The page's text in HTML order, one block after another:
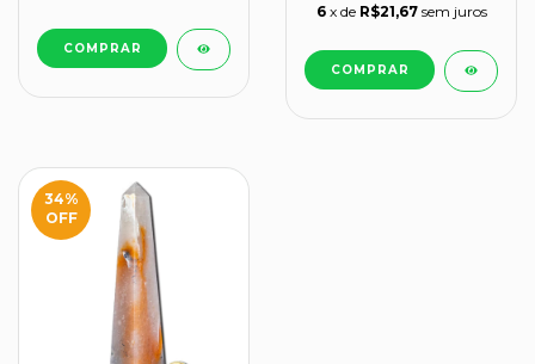
6 x de R$21,67 sem juros
34%
OFF